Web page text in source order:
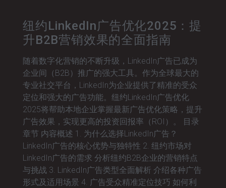
纽约LinkedIn广告优化2025：提
升B2B营销效果的全面指南
随着数字化营销的不断升级，LinkedIn广告已成为
企业间（B2B）推广的强大工具。作为全球最大的
专业社交平台，LinkedIn为企业提供了精准的受众
定位和强大的广告功能。纽约LinkedIn广告优化
2025将帮助本地企业掌握最新广告优化策略，提升
广告效果，实现更高的投资回报率（ROI）。 目录
章节 内容概述 1. 为什么选择LinkedIn广告？
LinkedIn广告的核心优势与独特性 2. 纽约市场对
LinkedIn广告的需求 分析纽约B2B企业的营销特点
与挑战 3. LinkedIn广告类型全面解析 介绍各种广告
形式及适用场景 4. 广告受众精准定位技巧 如何利